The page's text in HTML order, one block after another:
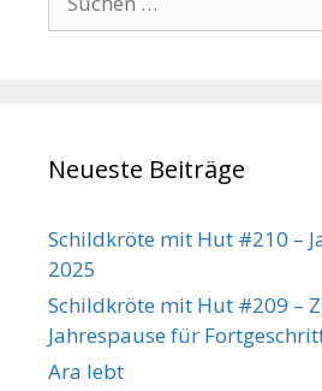
nach:
Neueste Beiträge
Schildkröte mit Hut #210 –
2025
Schildkröte mit Hut #209 –
Jahrespause für
Ara lebt